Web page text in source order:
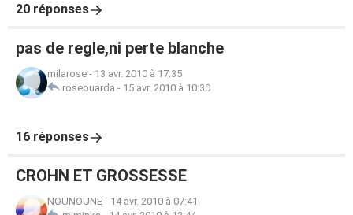
20 réponses
pas de regle,ni perte blanche
milarose - 13 avr. 2010 à 17:35
roseouarda - 15 avr. 2010 à 10:30
16 réponses
CROHN ET GROSSESSE
NOUNOUNE - 14 avr. 2010 à 07:41